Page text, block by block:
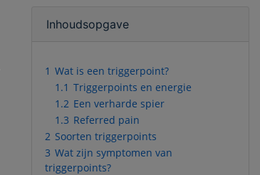
Inhoudsopgave
1 Wat is een triggerpoint?
1.1 Triggerpoints en energie
1.2 Een verharde spier
1.3 Referred pain
2 Soorten triggerpoints
3 Wat zijn symptomen van
triggerpoints?